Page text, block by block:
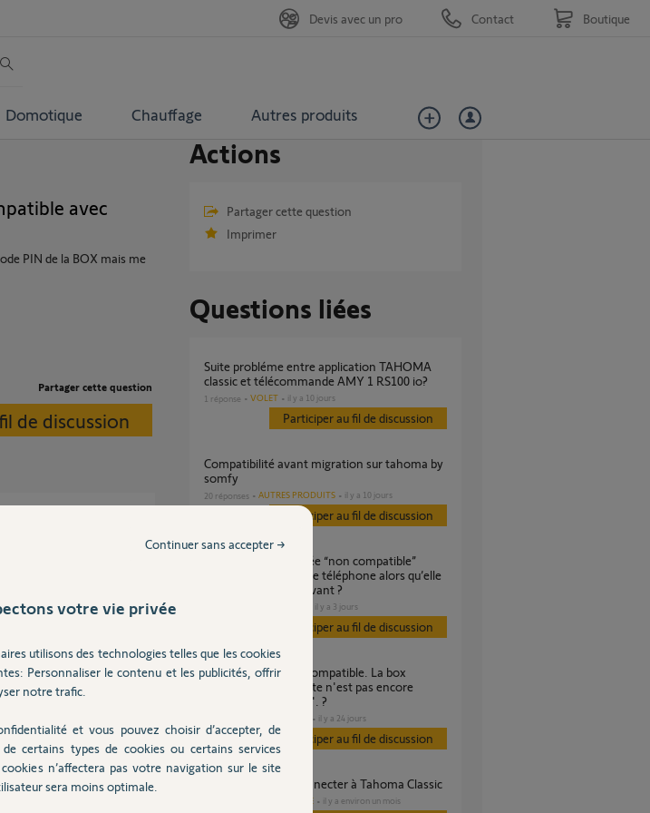
Domotique Chauffage Autres produits
Devis avec un pro Contact Boutique
avec
PIN de la BOX mais me
Partager cette question
de discussion
Actions
Partager cette question
Imprimer
Questions liées
Suite probléme entre application TAHOMA
classic et télécommande AMY 1 RS100 io?
1 réponse VOLET il y a 10 jours
Participer au fil de discussion
compatibilité avant migration sur tahoma by
somfy
20 réponses AUTRES PRODUITS il y a 10 jours
Participer au fil de discussion
après changement de téléphone alors qu’elle
fonctionnait auparavant ?
il y a 3 jours
Participer au fil de discussion
"Box associée non compatible. La box
rattachée à ce compte n'est pas encore
compatible Tahoma". ?
il y a 24 jours
Participer au fil de discussion
Impossible de se connecter à Tahoma Classic
DOMOTIQUE il y a environ un mois
votre vie privée
utilisons des technologies telles que les cookies
Personnaliser le contenu et les publicités, offrir
notre trafic.
et vous pouvez choisir d’accepter, de
certains types de cookies ou certains services
n’affectera pas votre navigation sur le site
sera moins optimale.
Continuer sans accepter →